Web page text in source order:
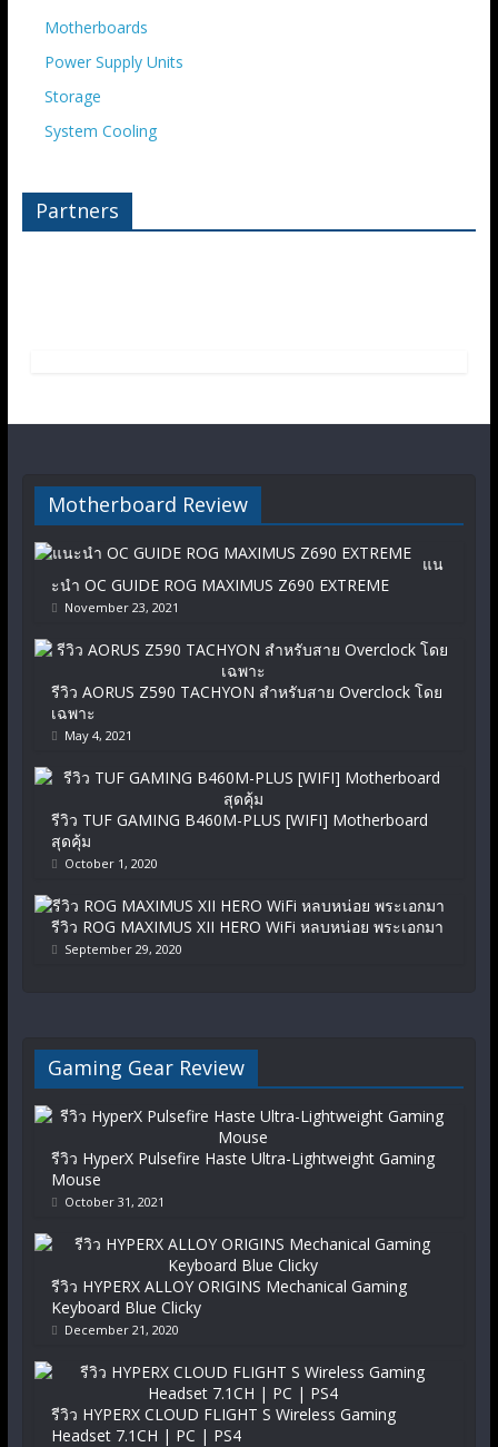
Motherboards
Power Supply Units
Storage
System Cooling
Partners
Motherboard Review
แน
ะนำ OC GUIDE ROG MAXIMUS Z690 EXTREME
November 23, 2021
รีวิว AORUS Z590 TACHYON สำหรับสาย Overclock โดย
เฉพาะ
May 4, 2021
รีวิว TUF GAMING B460M-PLUS [WIFI] Motherboard
สุดคุ้ม
October 1, 2020
รีวิว ROG MAXIMUS XII HERO WiFi หลบหน่อย พระเอกมา
September 29, 2020
Gaming Gear Review
รีวิว HyperX Pulsefire Haste Ultra-Lightweight Gaming
Mouse
October 31, 2021
รีวิว HYPERX ALLOY ORIGINS Mechanical Gaming
Keyboard Blue Clicky
December 21, 2020
รีวิว HYPERX CLOUD FLIGHT S Wireless Gaming
Headset 7.1CH | PC | PS4